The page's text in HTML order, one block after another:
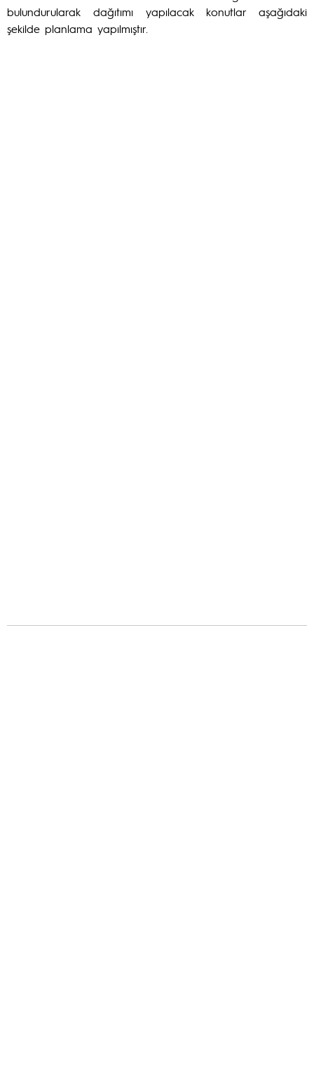
bulundurularak dağıtımı yapılacak konutlar aşağıdaki
şekilde planlama yapılmıştır.